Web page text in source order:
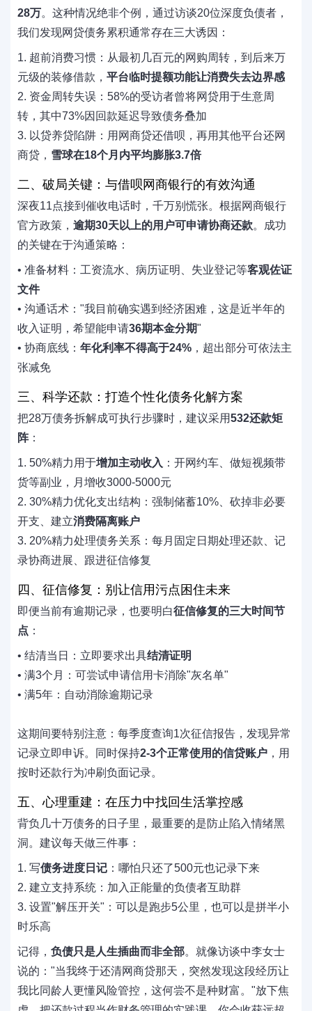
28万。这种情况绝非个例，通过访谈20位深度负债者，
我们发现网贷债务累积通常存在三大诱因：
1. 超前消费习惯：从最初几百元的网购周转，到后来万
元级的装修借款， 平台临时提额功能让消费失去边界感
2. 资金周转失误：58%的受访者曾将网贷用于生意周
转，其中73%因回款延迟导致债务叠加
3. 以贷养贷陷阱：用网商贷还借呗，再用其他平台还网
商贷， 雪球在18个月内平均膨胀3.7倍
二、破局关键：与借呗网商银行的有效沟通
深夜11点接到催收电话时，千万别慌张。根据网商银行
官方政策， 逾期30天以上的用户可申请协商还款。成功
的关键在于沟通策略：
• 准备材料：工资流水、病历证明、失业登记等客观佐证
文件
• 沟通话术："我目前确实遇到经济困难，这是近半年的
收入证明，希望能申请36期本金分期"
• 协商底线： 年化利率不得高于24% ，超出部分可依法主
张减免
三、科学还款：打造个性化债务化解方案
把28万债务拆解成可执行步骤时，建议采用532还款矩
阵：
1. 50%精力用于增加主动收入 ：开网约车、做短视频带
货等副业，月增收3000-5000元
2. 30%精力优化支出结构：强制储蓄10%、砍掉非必要
开支、建立消费隔离账户
3. 20%精力处理债务关系：每月固定日期处理还款、记
录协商进展、跟进征信修复
四、征信修复：别让信用污点困住未来
即便当前有逾期记录，也要明白征信修复的三大时间节
点 ：
• 结清当日：立即要求出具结清证明
• 满3个月：可尝试申请信用卡消除"灰名单"
• 满5年：自动消除逾期记录
这期间要特别注意：每季度查询1次征信报告，发现异常
记录立即申诉。同时保持2-3个正常使用的信贷账户 ，用
按时还款行为冲刷负面记录。
五、心理重建：在压力中找回生活掌控感
背负几十万债务的日子里，最重要的是防止陷入情绪黑
洞。建议每天做三件事：
1. 写债务进度日记 ：哪怕只还了500元也记录下来
2. 建立支持系统：加入正能量的负债者互助群
3. 设置"解压开关"：可以是跑步5公里，也可以是拼半小
时乐高
记得， 负债只是人生插曲而非全部。就像访谈中李女士
说的："当我终于还清网商贷那天，突然发现这段经历让
我比同龄人更懂风险管控，这何尝不是种财富。"放下焦